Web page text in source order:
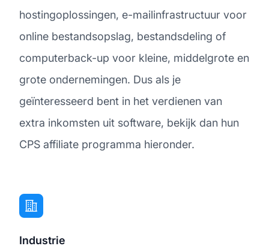
hostingoplossingen, e-mailinfrastructuur voor
online bestandsopslag, bestandsdeling of
computerback-up voor kleine, middelgrote en
grote ondernemingen. Dus als je
geïnteresseerd bent in het verdienen van
extra inkomsten uit software, bekijk dan hun
CPS affiliate programma hieronder.
Industrie